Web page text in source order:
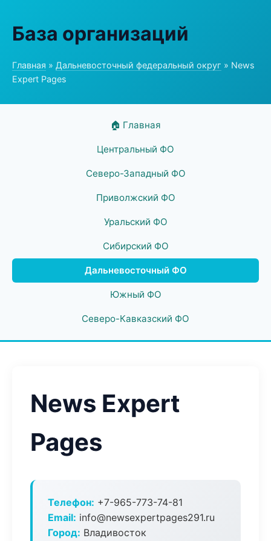
База организаций
Главная » Дальневосточный федеральный округ » News
Expert Pages
🏠 Главная
Центральный ФО
Северо-Западный ФО
Приволжский ФО
Уральский ФО
Сибирский ФО
Дальневосточный ФО
Южный ФО
Северо-Кавказский ФО
News Expert
Pages
Телефон: +7-965-773-74-81
Email: info@newsexpertpages291.ru
Город: Владивосток